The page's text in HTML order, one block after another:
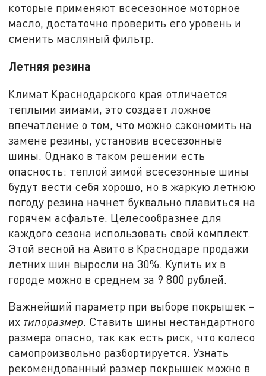
которые применяют всесезонное моторное
масло, достаточно проверить его уровень и
сменить масляный фильтр.
Летняя резина
Климат Краснодарского края отличается
теплыми зимами, это создает ложное
впечатление о том, что можно сэкономить на
замене резины, установив всесезонные
шины. Однако в таком решении есть
опасность: теплой зимой всесезонные шины
будут вести себя хорошо, но в жаркую летнюю
погоду резина начнет буквально плавиться на
горячем асфальте. Целесообразнее для
каждого сезона использовать свой комплект.
Этой весной на Авито в Краснодаре продажи
летних шин выросли на 30%. Купить их в
городе можно в среднем за 9 800 рублей.
Важнейший параметр при выборе покрышек –
их типоразмер. Ставить шины нестандартного
размера опасно, так как есть риск, что колесо
самопроизвольно разбортируется. Узнать
рекомендованный размер покрышек можно в